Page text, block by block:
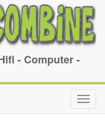
- Computer -